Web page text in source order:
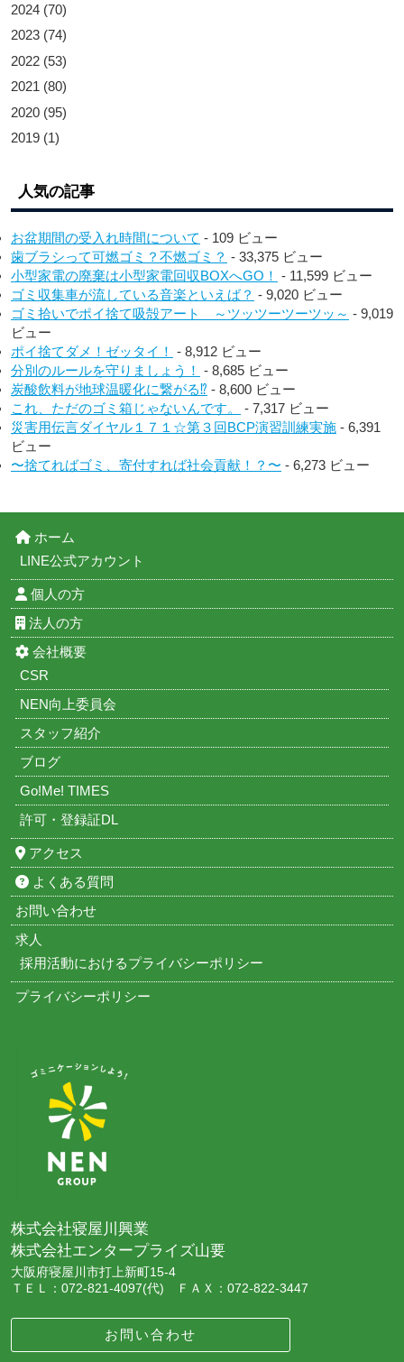
2024 (70)
2023 (74)
2022 (53)
2021 (80)
2020 (95)
2019 (1)
人気の記事
お盆期間の受入れ時間について - 109 ビュー
歯ブラシって可燃ゴミ？不燃ゴミ？ - 33,375 ビュー
小型家電の廃棄は小型家電回収BOXへGO！ - 11,599 ビュー
ゴミ収集車が流している音楽といえば？ - 9,020 ビュー
ゴミ拾いでポイ捨て吸殻アート ～ツッツーツーツッ～ - 9,019
ビュー
ポイ捨てダメ！ゼッタイ！ - 8,912 ビュー
分別のルールを守りましょう！ - 8,685 ビュー
炭酸飲料が地球温暖化に繋がる⁉︎ - 8,600 ビュー
これ、ただのゴミ箱じゃないんです。
- 7,317 ビュー
災害用伝言ダイヤル１７１☆第３回BCP演習訓練実施 - 6,391
ビュー
〜捨てればゴミ、寄付すれば社会貢献！？〜 - 6,273 ビュー
株式会社寝屋川興業
株式会社エンタープライズ山要
大阪府寝屋川市打上新町15-4
ＴＥＬ：072-821-4097(代) ＦＡＸ：072-822-3447
お問い合わせ
ホーム
LINE公式アカウント
個人の方
法人の方
会社概要
CSR
NEN向上委員会
スタッフ紹介
ブログ
Go!Me! TIMES
許可・登録証DL
アクセス
よくある質問
お問い合わせ
求人
採用活動におけるプライバシーポリシー
プライバシーポリシー